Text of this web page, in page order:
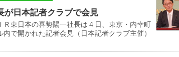
日本記者クラブで会見
東日本の喜㔟陽一社長は４日、東京・内幸町
で開かれた記者会見（日本記者クラブ主催）